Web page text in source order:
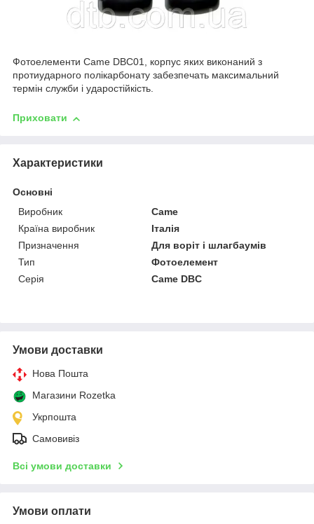
Фотоелементи Came DBC01, корпус яких виконаний з
протиударного полікарбонату забезпечать максимальний
термін служби і ударостійкість.
Приховати
Характеристики
Основні
Виробник
Came
Країна виробник
Італія
Призначення
Для воріт і шлагбаумів
Тип
Фотоелемент
Серія
Came DBC
Умови доставки
Нова Пошта
Магазини Rozetka
Укрпошта
Самовивіз
Всі умови доставки
Умови оплати